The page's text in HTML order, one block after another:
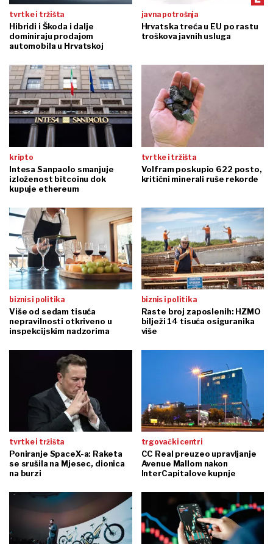
tvrtke i tržišta
Hibridi i Škoda i dalje
dominiraju prodajom
automobila u Hrvatskoj
javna potrošnja
Hrvatska treća u EU po rastu
troškova javnih usluga
kripto
Intesa Sanpaolo smanjuje
izloženost bitcoinu dok
kupuje ethereum
tvrtke i tržišta
Volfram poskupio 622 posto,
kritični minerali ruše rekorde
biznis i politika
Više od sedam tisuća
nepravilnosti otkriveno u
inspekcijskim nadzorima
biznis i politika
Raste broj zaposlenih: HZMO
bilježi 14 tisuća osiguranika
više
tvrtke i tržišta
Poniranje SpaceX-a: Raketa
se srušila na Mjesec, dionica
na burzi
trgovački centri
CC Real preuzeo upravljanje
Avenue Mallom nakon
InterCapitalove kupnje